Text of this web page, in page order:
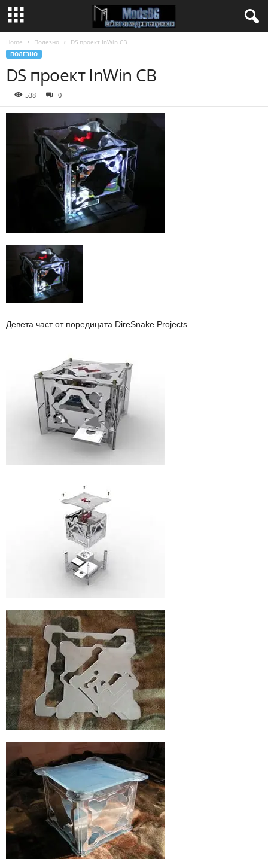
Home Полезно DS проект InWin CB
ПОЛЕЗНО
DS проект InWin CB
538 0
Девета част от поредицата DireSnake Projects…